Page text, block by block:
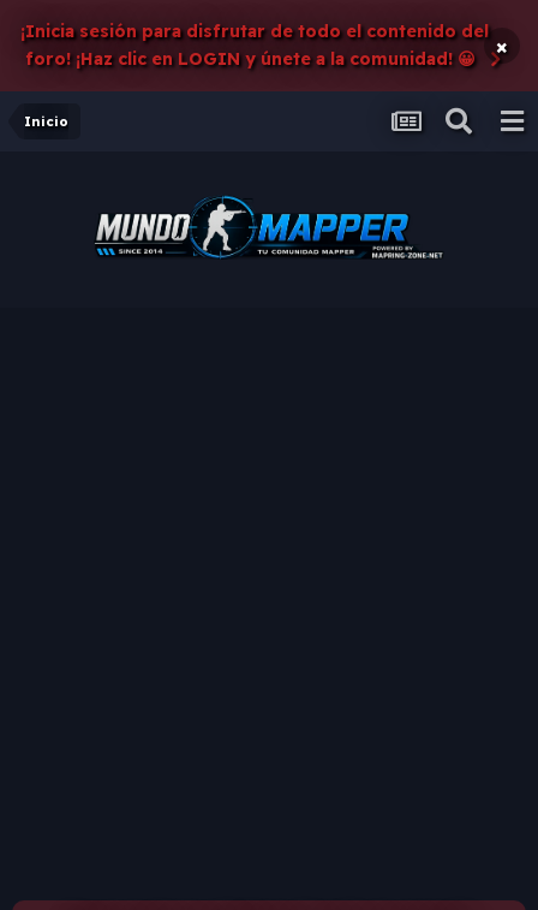
¡Inicia sesión para disfrutar de todo el contenido del
foro! ¡Haz clic en LOGIN y únete a la comunidad! 😀
×
Inicio